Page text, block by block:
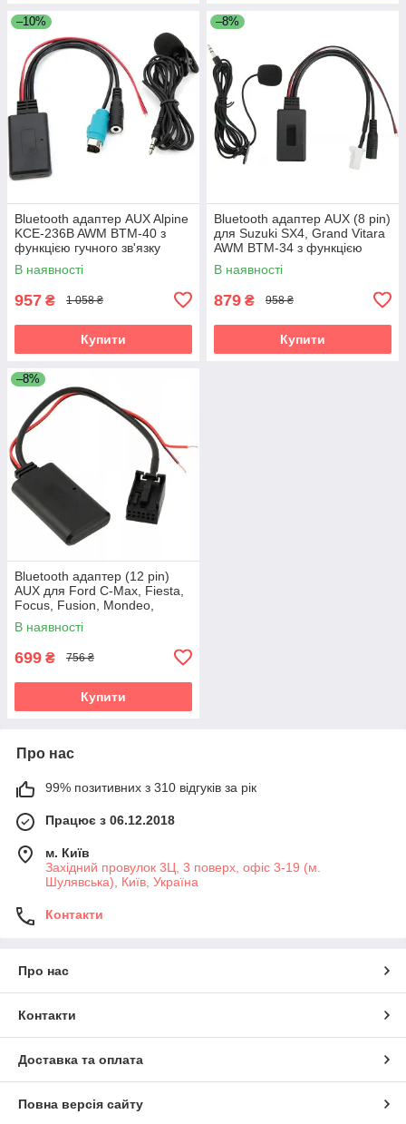
–10%
Bluetooth адаптер AUX Alpine
KCE-236B AWM BTM-40 з
функцією гучного зв'язку
В наявності
957 ₴ 1 058 ₴
Купити
–8%
Bluetooth адаптер AUX (8 pin)
для Suzuki SX4, Grand Vitara
AWM BTM-34 з функцією
гучного зв'язку
В наявності
879 ₴ 958 ₴
Купити
–8%
Bluetooth адаптер (12 pin)
AUX для Ford C-Max, Fiesta,
Focus, Fusion, Mondeo,
Transit AWM BTM-92
В наявності
699 ₴ 756 ₴
Купити
Про нас
99% позитивних з 310 відгуків за рік
Працює з 06.12.2018
м. Київ
Західний провулок 3Ц, 3 поверх, офіс 3-19 (м.
Шулявська), Київ, Україна
Контакти
Про нас
Контакти
Доставка та оплата
Повна версія сайту